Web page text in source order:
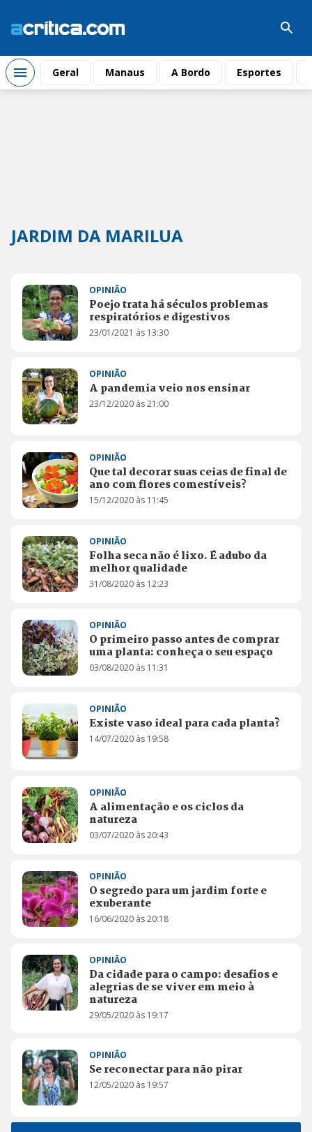
Geral Manaus A Bordo Esportes
JARDIM DA MARILUA
OPINIÃO
Poejo trata há séculos problemas
respiratórios e digestivos
23/01/2021 às 13:30
OPINIÃO
A pandemia veio nos ensinar
23/12/2020 às 21:00
OPINIÃO
Que tal decorar suas ceias de final de
ano com flores comestíveis?
15/12/2020 às 11:45
OPINIÃO
Folha seca não é lixo. É adubo da
melhor qualidade
31/08/2020 às 12:23
OPINIÃO
O primeiro passo antes de comprar
uma planta: conheça o seu espaço
03/08/2020 às 11:31
OPINIÃO
Existe vaso ideal para cada planta?
14/07/2020 às 19:58
OPINIÃO
A alimentação e os ciclos da
natureza
03/07/2020 às 20:43
OPINIÃO
O segredo para um jardim forte e
exuberante
16/06/2020 às 20:18
OPINIÃO
Da cidade para o campo: desafios e
alegrias de se viver em meio à
natureza
29/05/2020 às 19:17
OPINIÃO
Se reconectar para não pirar
12/05/2020 às 19:57